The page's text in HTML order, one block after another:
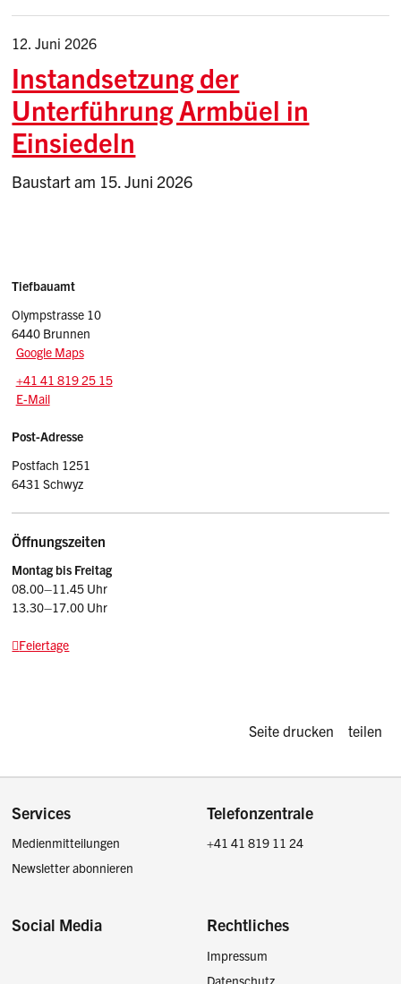
Instandsetzung der
Unterführung Armbüel in
Einsiedeln
12. Juni 2026
Baustart am 15. Juni 2026
Sidebar
Adressen
Tiefbauamt
Olympstrasse 10
6440 Brunnen
Google Maps
Tel.:
+41 41 819 25 15
E-Mail: tba
E-Mail
Post-Adresse
Postfach 1251
6431 Schwyz
Öffnungszeiten
Montag bis Freitag
08.00–11.45 Uhr
13.30–17.00 Uhr
Feiertage
Diese Seite
Seite drucken teilen
Footer
Services
Medienmitteilungen
Newsletter abonnieren
Telefonzentrale
+41 41 819 11 24
Social Media Rechtliches
Impressum
Datenschutz